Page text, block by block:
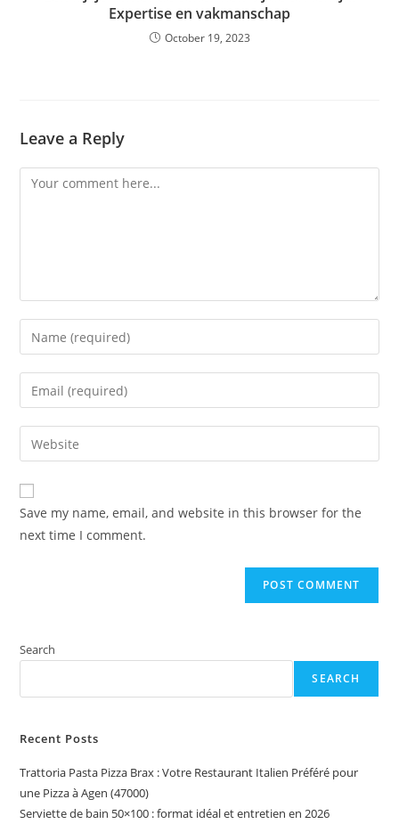
Expertise en vakmanschap
October 19, 2023
Leave a Reply
Comment
Enter
your
name
comment
Enter
your
email
address
comment
Enter
your
website
URL
(optional)
Save my name, email, and website in this browser for the
next time I comment.
Search
SEARCH
Recent Posts
Trattoria Pasta Pizza Brax : Votre Restaurant Italien Préféré pour
une Pizza à Agen (47000)
Serviette de bain 50×100 : format idéal et entretien en 2026